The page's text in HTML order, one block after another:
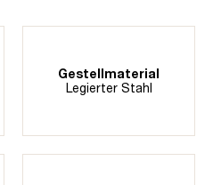
Gestellmaterial
Legierter Stahl